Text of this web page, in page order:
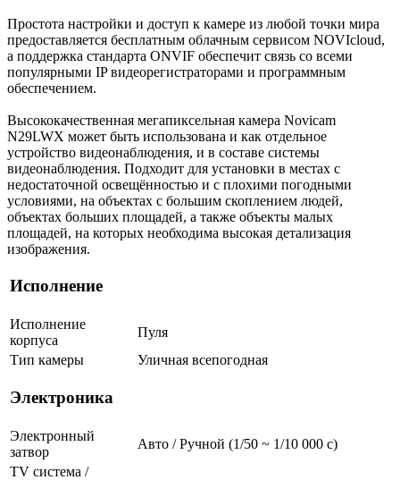
Простота настройки и доступ к камере из любой точки мира
предоставляется бесплатным облачным сервисом NOVIcloud,
а поддержка стандарта ONVIF обеспечит связь со всеми
популярными IP видеорегистраторами и программным
обеспечением.
Высококачественная мегапиксельная камера Novicam
N29LWX может быть использована и как отдельное
устройство видеонаблюдения, и в составе системы
видеонаблюдения. Подходит для установки в местах с
недостаточной освещённостью и с плохими погодными
условиями, на объектах с большим скоплением людей,
объектах больших площадей, а также объекты малых
площадей, на которых необходима высокая детализация
изображения.
Исполнение
Исполнение
корпуса
Пуля
Тип камеры
Уличная всепогодная
Электроника
Электронный
затвор
Авто / Ручной (1/50 ~ 1/10 000 с)
TV система /